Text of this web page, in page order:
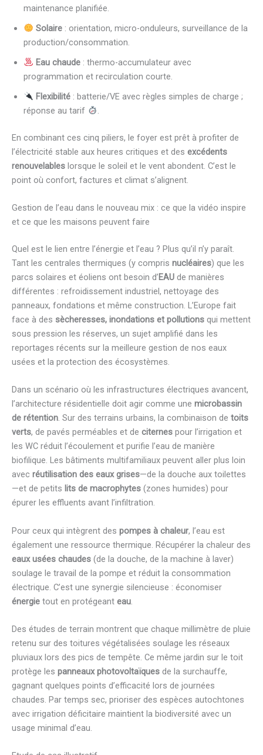
maintenance planifiée.
Solaire: orientation, micro-onduleurs, surveillance de la
production/consommation.
Eau chaude: thermo-accumulateur avec
programmation et recirculation courte.
Flexibilité: batterie/VE avec règles simples de charge ;
réponse au tarif
.
En combinant ces cinq piliers, le foyer est prêt à profiter de
l’électricité stable aux heures critiques et des excédents
renouvelables lorsque le soleil et le vent abondent. C’est le
point où confort, factures et climat s’alignent.
Gestion de l’eau dans le nouveau mix : ce que la vidéo inspire
et ce que les maisons peuvent faire
Quel est le lien entre l’énergie et l’eau ? Plus qu’il n’y paraît.
Tant les centrales thermiques (y compris nucléaires) que les
parcs solaires et éoliens ont besoin d’EAU de manières
différentes : refroidissement industriel, nettoyage des
panneaux, fondations et même construction. L’Europe fait
face à des sècheresses, inondations et pollutions qui mettent
sous pression les réserves, un sujet amplifié dans les
reportages récents sur la meilleure gestion de nos eaux
usées et la protection des écosystèmes.
Dans un scénario où les infrastructures électriques avancent,
l’architecture résidentielle doit agir comme une microbassin
de rétention. Sur des terrains urbains, la combinaison de toits
verts, de pavés perméables et de citernes pour l’irrigation et
les WC réduit l’écoulement et purifie l’eau de manière
biofilique. Les bâtiments multifamiliaux peuvent aller plus loin
avec réutilisation des eaux grises—de la douche aux toilettes
—et de petits lits de macrophytes (zones humides) pour
épurer les effluents avant l’infiltration.
Pour ceux qui intègrent des pompes à chaleur, l’eau est
également une ressource thermique. Récupérer la chaleur des
eaux usées chaudes (de la douche, de la machine à laver)
soulage le travail de la pompe et réduit la consommation
électrique. C’est une synergie silencieuse : économiser
énergie tout en protégeant eau
Des études de terrain montrent que chaque millimètre de pluie
retenu sur des toitures végétalisées soulage les réseaux
pluviaux lors des pics de tempête. Ce même jardin sur le toit
protège les panneaux photovoltaïques de la surchauffe,
gagnant quelques points d’efficacité lors de journées
chaudes. Par temps sec, prioriser des espèces autochtones
avec irrigation déficitaire maintient la biodiversité avec un
usage minimal d’eau.